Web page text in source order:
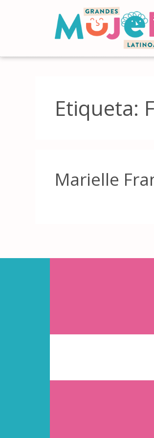
Etiqueta:
Marielle